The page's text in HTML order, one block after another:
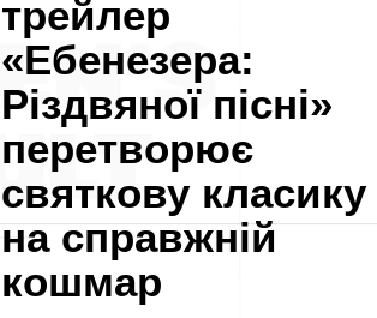
трейлер
«Ебенезера:
Різдвяної пісні»
перетворює
святкову класику
на справжній
кошмар